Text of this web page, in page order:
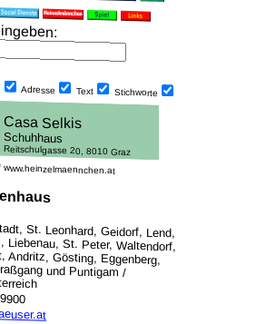
:
Adresse Text Stich­worte
St. Leonhard, Geidorf, Lend,
St. Peter, Waltendorf,
Andritz, Gösting, Eggenberg,
und Puntigam /